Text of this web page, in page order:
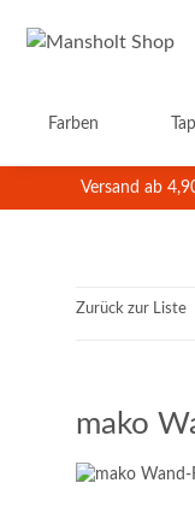
Farben
Versand ab
Zurück zur Liste
mako